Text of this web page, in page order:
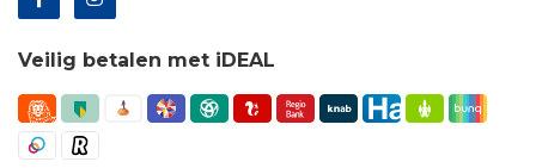
Veilig betalen met iDEAL